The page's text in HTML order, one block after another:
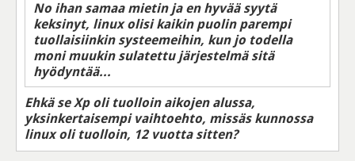
No ihan samaa mietin ja en hyvää syytä
keksinyt, linux olisi kaikin puolin parempi
tuollaisiinkin systeemeihin, kun jo todella
moni muukin sulatettu järjestelmä sitä
hyödyntää...
Ehkä se Xp oli tuolloin aikojen alussa,
yksinkertaisempi vaihtoehto, missäs kunnossa
linux oli tuolloin, 12 vuotta sitten?